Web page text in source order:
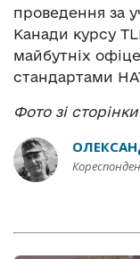
проведення за
Канади курсу
майбутніх
стандартами
Фото зі